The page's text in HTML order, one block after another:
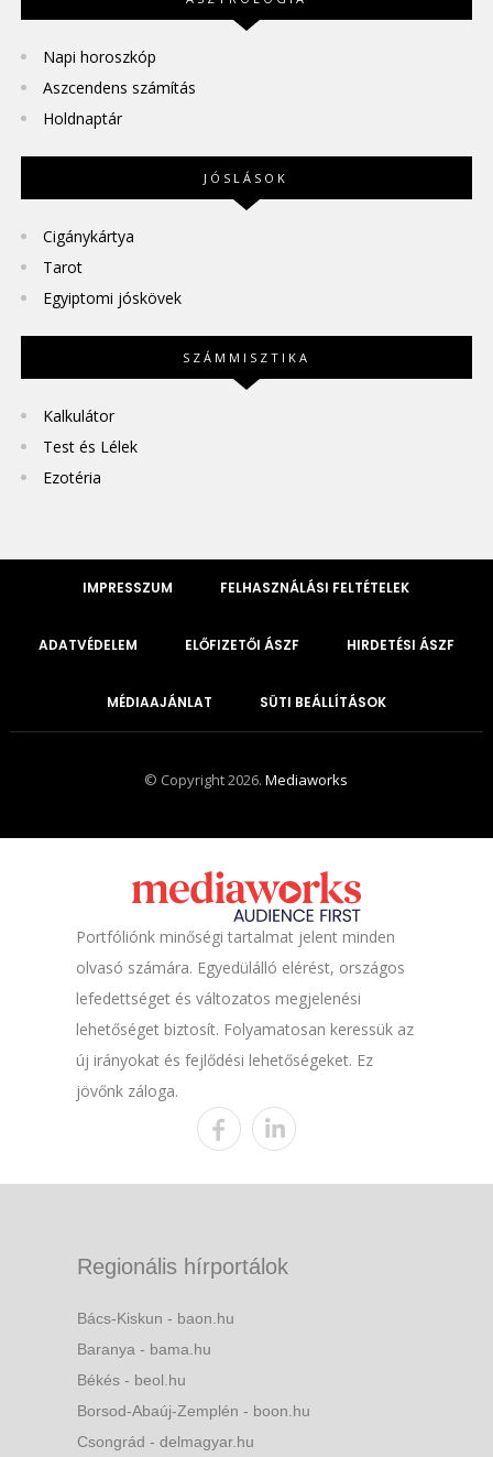
Napi horoszkóp
Aszcendens számítás
Holdnaptár
JÓSLÁSOK
Cigánykártya
Tarot
Egyiptomi jóskövek
SZÁMMISZTIKA
Kalkulátor
Test és Lélek
Ezotéria
IMPRESSZUM FELHASZNÁLÁSI FELTÉTELEK
ADATVÉDELEM ELŐFIZETŐI ÁSZF HIRDETÉSI ÁSZF
MÉDIAAJÁNLAT SÜTI BEÁLLÍTÁSOK
© Copyright 2026.Mediaworks
Portfóliónk minőségi tartalmat jelent minden
olvasó számára. Egyedülálló elérést, országos
lefedettséget és változatos megjelenési
lehetőséget biztosít. Folyamatosan keressük az
új irányokat és fejlődési lehetőségeket. Ez
jövőnk záloga.
Regionális hírportálok
Bács-Kiskun - baon.hu
Baranya - bama.hu
Békés - beol.hu
Borsod-Abaúj-Zemplén - boon.hu
Csongrád - delmagyar.hu